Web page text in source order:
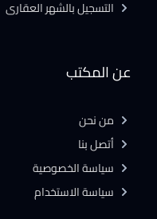
عن المكتب
من نحن
أتصل بنا
سياسة الخصوصية
سياسة الاستخدام
التسجيل بالشهر العقارى